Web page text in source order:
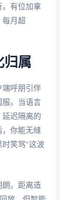
。有位加拿
每月超
归属
端呼朋引伴
服。当语言
迟隔离的
，你能无缝
时笑骂"这波
朗。距离造